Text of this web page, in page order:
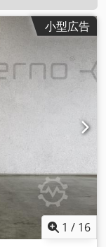
小型広告
1 / 16